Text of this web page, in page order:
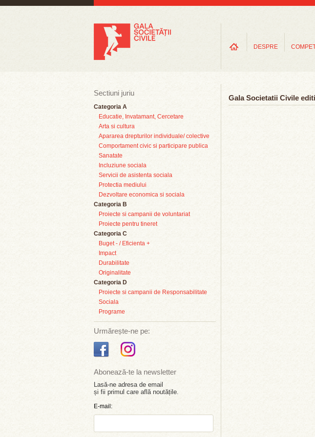
DESPRE
Sectiuni juriu
Categoria A
Educatie, Invatamant, Cercetare
Arta si cultura
Apararea drepturilor individuale/ colective
Comportament civic si participare publica
Sanatate
Incluziune sociala
Servicii de asistenta sociala
Protectia mediului
Dezvoltare economica si sociala
Categoria B
Proiecte si campanii de voluntariat
Proiecte pentru tineret
Categoria C
Buget - / Eficienta +
Impact
Durabilitate
Originalitate
Categoria D
Proiecte si campanii de Responsabilitate
Sociala
Programe
Urmărește-ne pe:
Abonează-te la newsletter
Lasă-ne adresa de email
și fii primul care află noutățile.
E-mail:
Gala Societatii Civile